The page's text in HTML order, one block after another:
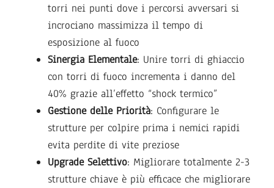
torri nei punti dove i percorsi avversari si
incrociano massimizza il tempo di
esposizione al fuoco
Sinergia Elementale: Unire torri di ghiaccio
con torri di fuoco incrementa i danno del
40% grazie all’effetto “shock termico”
Gestione delle Priorità: Configurare le
strutture per colpire prima i nemici rapidi
evita perdite di vite preziose
Upgrade Selettivo: Migliorare totalmente 2-3
strutture chiave è più efficace che migliorare